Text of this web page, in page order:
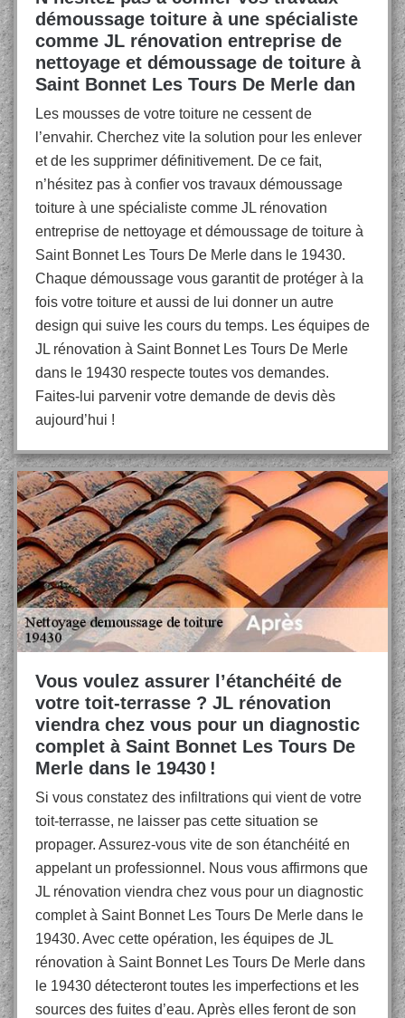
démoussage toiture à une spécialiste
comme JL rénovation entreprise de
nettoyage et démoussage de toiture à
Saint Bonnet Les Tours De Merle dan
Les mousses de votre toiture ne cessent de
l’envahir. Cherchez vite la solution pour les enlever
et de les supprimer définitivement. De ce fait,
n’hésitez pas à confier vos travaux démoussage
toiture à une spécialiste comme JL rénovation
entreprise de nettoyage et démoussage de toiture à
Saint Bonnet Les Tours De Merle dans le 19430.
Chaque démoussage vous garantit de protéger à la
fois votre toiture et aussi de lui donner un autre
design qui suive les cours du temps. Les équipes de
JL rénovation à Saint Bonnet Les Tours De Merle
dans le 19430 respecte toutes vos demandes.
Faites-lui parvenir votre demande de devis dès
aujourd’hui !
Vous voulez assurer l’étanchéité de
votre toit-terrasse ? JL rénovation
viendra chez vous pour un diagnostic
complet à Saint Bonnet Les Tours De
Merle dans le 19430 !
Si vous constatez des infiltrations qui vient de votre
toit-terrasse, ne laisser pas cette situation se
propager. Assurez-vous vite de son étanchéité en
appelant un professionnel. Nous vous affirmons que
JL rénovation viendra chez vous pour un diagnostic
complet à Saint Bonnet Les Tours De Merle dans le
19430. Avec cette opération, les équipes de JL
rénovation à Saint Bonnet Les Tours De Merle dans
le 19430 détecteront toutes les imperfections et les
sources des fuites d’eau. Après elles feront de son